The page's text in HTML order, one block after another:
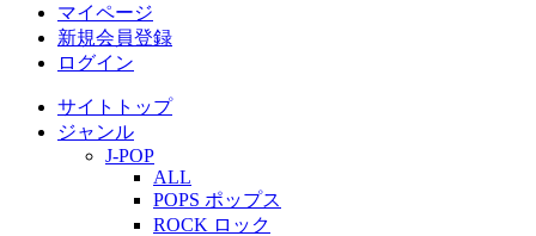
マイページ
新規会員登録
ログイン
サイトトップ
ジャンル
J-POP
ALL
POPS ポップス
ROCK ロック